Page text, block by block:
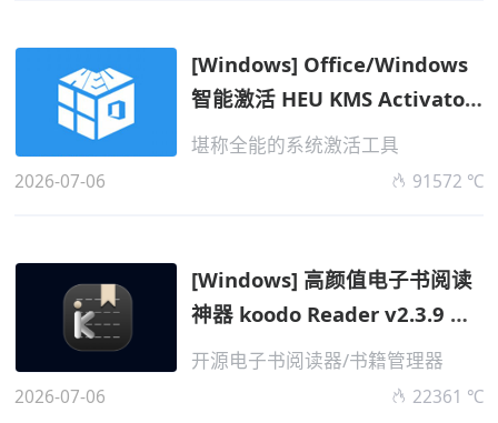
[Windows] Office/Windows
智能激活 HEU KMS Activator
V64.0.0 便...
堪称全能的系统激活工具
2026-07-06 91572 ℃
[Windows] 高颜值电子书阅读
神器 koodo Reader v2.3.9 便
携版
开源电子书阅读器/书籍管理器
2026-07-06 22361 ℃